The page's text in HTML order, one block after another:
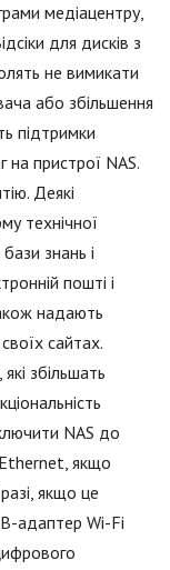
медіацентру,
для дисків з
не вимикати
або збільшення
підтримки
на пристрої NAS.
Деякі
технічної
знань і
пошті і
надають
сайтах.
збільшать
NAS до
якщо
якщо це
адаптер Wi-Fi